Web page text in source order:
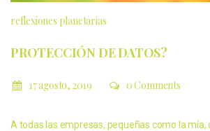
reflexiones planetarias
PROTECCIÓN DE DATOS?
17 agosto, 2019 0 Comments
A todas las empresas, pequeñas como la mía,